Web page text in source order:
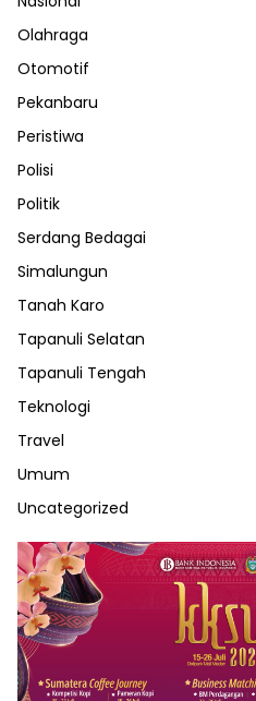
Olahraga
Otomotif
Pekanbaru
Peristiwa
Polisi
Politik
Serdang Bedagai
Simalungun
Tanah Karo
Tapanuli Selatan
Tapanuli Tengah
Teknologi
Travel
Umum
Uncategorized